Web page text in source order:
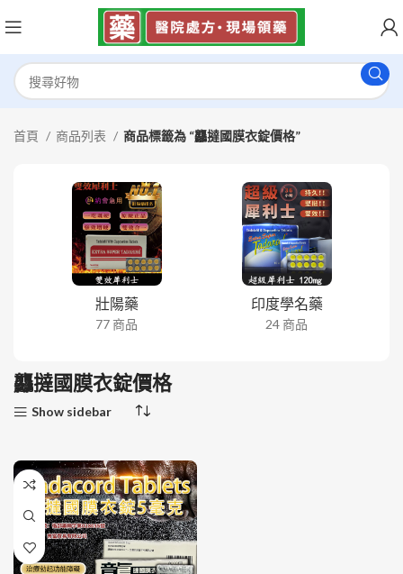
首頁 商品列表 商品標籤為 “龘撻國膜衣錠價格”
壯陽藥
77 商品
印度學名藥
24 商品
龘撻國膜衣錠價格
Show sidebar